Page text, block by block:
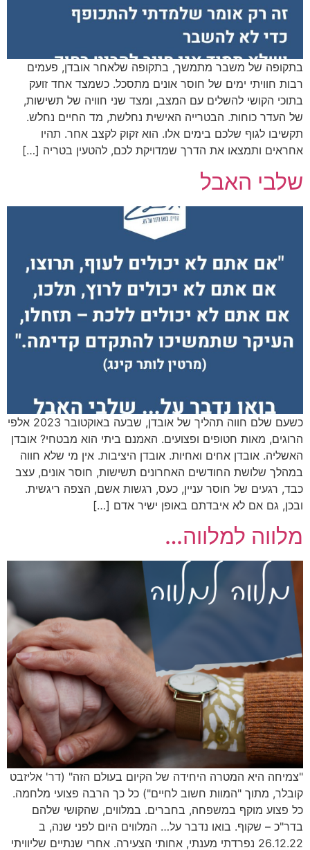
בתקופה של משבר מתמשך, בתקופה שלאחר אובדן, פעמים
רבות חוויתי ימים של חוסר אונים מתסכל. כשמצד אחד זועק
בתוכי הקושי להשלים עם המצב, ומצד שני חוויה של תשישות,
של העדר כוחות. הבטרייה האישית נחלשת, מד החיים נחלש.
תקשיבו לגוף שלכם בימים אלו. הוא זקוק לקצב אחר. תהיו
אחראים ותמצאו את הדרך שמדויקת לכם, להטעין בטריה […]
שלבי האבל
כשעם שלם חווה תהליך של אובדן, שבעה באוקטובר 2023 אלפי
הרוגים, מאות חטופים ופצועים. האמנם ביתי הוא מבטחי? אובדן
האשליה. אובדן אחים ואחיות. אובדן היציבות. אין מי שלא חווה
במהלך שלושת החודשים האחרונים תשישות, חוסר אונים, עצב
כבד, רגעים של חוסר עניין, כעס, רגשות אשם, הצפה ריגשית.
ובכן, גם אם לא איבדתם באופן ישיר אדם […]
מלווה למלווה…
"צמיחה היא המטרה היחידה של הקיום בעולם הזה" (דר' אליזבט
קובלר, מתוך "המוות חשוב לחיים") כל כך הרבה פצועי מלחמה.
כל פצוע מוקף במשפחה, בחברים. במלווים, שהקושי שלהם
בדר"כ – שקוף. בואו נדבר על… המלווים היום לפני שנה, ב
26.12.22 נפרדתי מענתי, אחותי הצעירה. אחרי שנתיים שליוויתי